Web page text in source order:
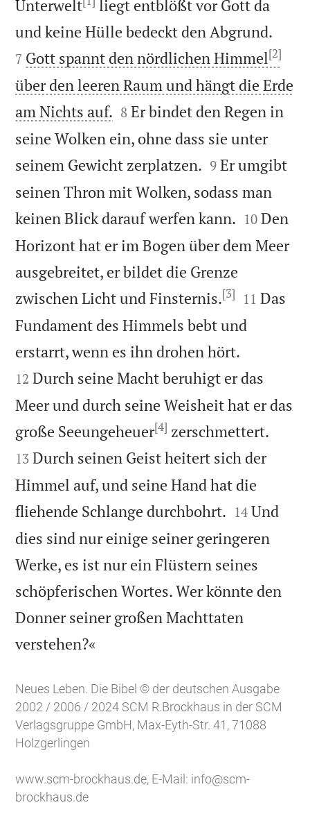
Unterwelt
liegt entblößt vor Gott da
und keine Hülle bedeckt den Abgrund.
7 Gott spannt den nördlichen Himmel[2]
über den leeren Raum und hängt die Erde
am Nichts auf. 

8 Er bindet den Regen in
seine Wolken ein, ohne dass sie unter
seinem Gewicht zerplatzen. 

9 Er umgibt
seinen Thron mit Wolken, sodass man
keinen Blick darauf werfen kann. 

10 Den
Horizont hat er im Bogen über dem Meer
ausgebreitet, er bildet die Grenze
zwischen Licht und Finsternis.[3] 

11 Das
Fundament des Himmels bebt und
erstarrt, wenn es ihn drohen hört.
12 Durch seine Macht beruhigt er das
Meer und durch seine Weisheit hat er das
große Seeungeheuer[4] zerschmettert.
13 Durch seinen Geist heitert sich der
Himmel auf, und seine Hand hat die
fliehende Schlange durchbohrt. 

14 Und
dies sind nur einige seiner geringeren
Werke, es ist nur ein Flüstern seines
schöpferischen Wortes. Wer könnte den
Donner seiner großen Machttaten
verstehen?«
Neues Leben. Die Bibel © der deutschen Ausgabe
2002 / 2006 / 2024 SCM R.Brockhaus in der SCM
Verlagsgruppe GmbH, Max-Eyth-Str. 41, 71088
Holzgerlingen
www.scm-brockhaus.de, E-Mail: info@scm-
brockhaus.de